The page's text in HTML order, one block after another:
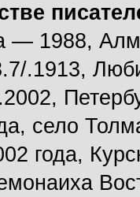
— 1988,
.1913,
село
года,